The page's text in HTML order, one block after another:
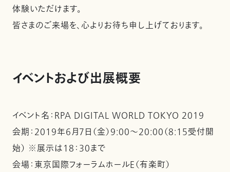
体験いただけます。
皆さまのご来場を、心よりお待ち申し上げております。
イベントおよび出展概要
イベント名：RPA DIGITAL WORLD TOKYO 2019
会期：2019年6月7日（金）9:00～20:00（8:15受付開
始） ※展示は18：30まで
会場：東京国際フォーラムホールE（有楽町）